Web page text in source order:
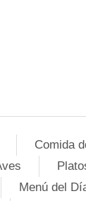
Comida
Menú del